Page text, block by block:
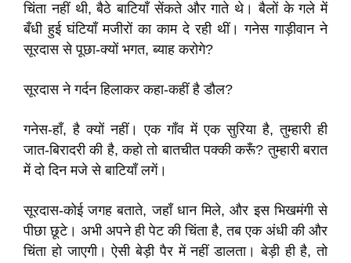
चिंता नहीं थी, बैठे बाटियाँ सेंकते और गाते थे। बैलों के गले में
बँधी हुई घंटियाँ मजीरों का काम दे रही थीं। गनेस गाड़ीवान ने
सूरदास से पूछा-क्यों भगत, ब्याह करोगे?
सूरदास ने गर्दन हिलाकर कहा-कहीं है डौल?
गनेस-हाँ, है क्यों नहीं। एक गाँव में एक सुरिया है, तुम्हारी ही
जात-बिरादरी की है, कहो तो बातचीत पक्की करूँ? तुम्हारी बरात
में दो दिन मजे से बाटियाँ लगें।
सूरदास-कोई जगह बताते, जहाँ धान मिले, और इस भिखमंगी से
पीछा छूटे। अभी अपने ही पेट की चिंता है, तब एक अंधी की और
चिंता हो जाएगी। ऐसी बेड़ी पैर में नहीं डालता। बेड़ी ही है, तो